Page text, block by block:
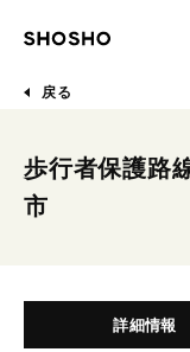
戻る
歩行者保護路
市
詳細情報